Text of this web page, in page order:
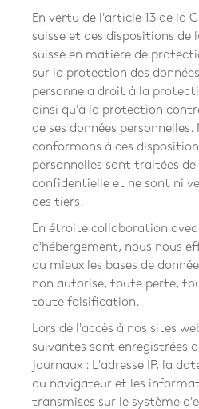
En vertu de l'article 13 de la
suisse et des dispositions de
suisse en matière de
sur la protection des
personne a droit à la
ainsi qu'à la protection
de ses données personnelles.
conformons à ces
personnelles sont traitées
confidentielle et ne sont ni
des tiers.
En étroite collaboration
d'hébergement, nous nous
au mieux les bases de
non autorisé, toute perte,
toute falsification.
Lors de l'accès à nos sites
suivantes sont enregistrées
journaux : L'adresse IP, la
du navigateur et les
transmises sur le système